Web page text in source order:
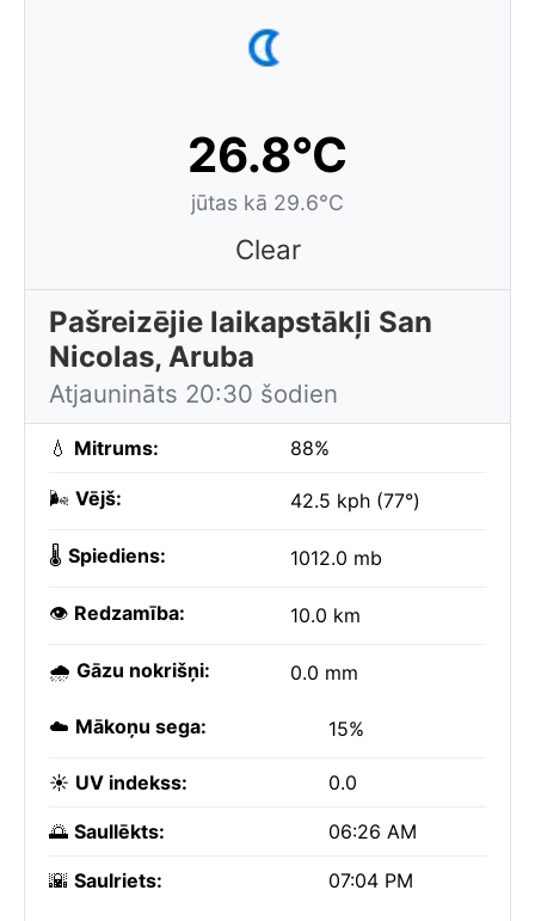
26.8°C
jūtas kā 29.6°C
Clear
Pašreizējie laikapstākļi San
Nicolas, Aruba
Atjaunināts 20:30 šodien
💧 Mitrums: 88%
🌬️ Vējš: 42.5 kph (77°)
🌡️ Spiediens: 1012.0 mb
👁️ Redzamība: 10.0 km
🌧️ Gāzu nokrišņi: 0.0 mm
☁️ Mākoņu sega: 15%
☀️ UV indekss: 0.0
🌅 Saullēkts: 06:26 AM
🌇 Saulriets: 07:04 PM